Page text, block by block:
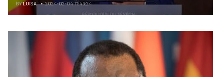
BYLUISA 2024-02-04 11:46:24